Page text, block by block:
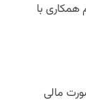
همکاری با
مالی